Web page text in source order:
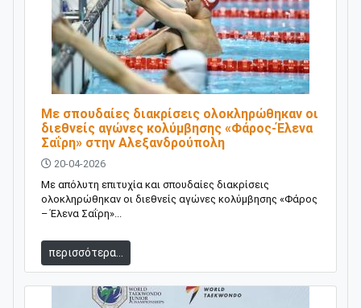
Με σπουδαίες διακρίσεις ολοκληρώθηκαν οι
διεθνείς αγώνες κολύμβησης «Φάρος-Έλενα
Σαΐρη» στην Αλεξανδρούπολη
20-04-2026
Με απόλυτη επιτυχία και σπουδαίες διακρίσεις
ολοκληρώθηκαν οι διεθνείς αγώνες κολύμβησης «Φάρος
– Έλενα Σαΐρη»...
περισσότερα...